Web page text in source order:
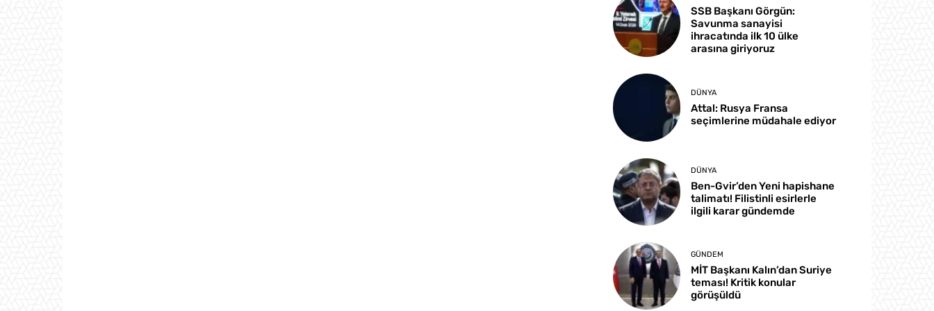
SSB Başkanı Görgün:
Savunma sanayisi
ihracatında ilk 10 ülke
arasına giriyoruz
DÜNYA
Attal: Rusya Fransa
seçimlerine müdahale ediyor
DÜNYA
Ben-Gvir’den Yeni hapishane
talimatı! Filistinli esirlerle
ilgili karar gündemde
GÜNDEM
MİT Başkanı Kalın’dan Suriye
teması! Kritik konular
görüşüldü